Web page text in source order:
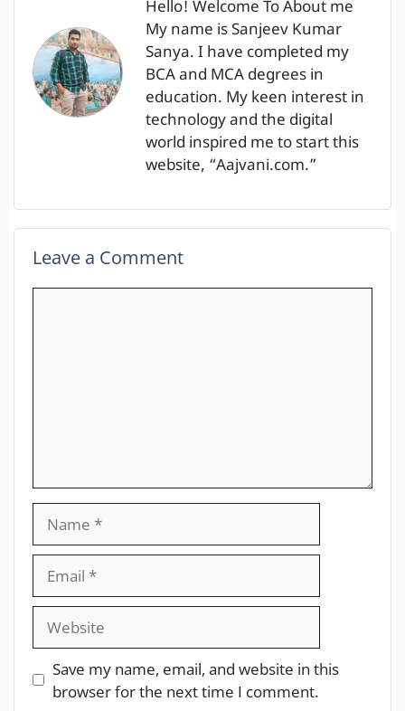
Hello! Welcome To About me
My name is Sanjeev Kumar
Sanya. I have completed my
BCA and MCA degrees in
education. My keen interest in
technology and the digital
world inspired me to start this
website, “Aajvani.com.”
Leave a Comment
Save my name, email, and website in this
browser for the next time I comment.